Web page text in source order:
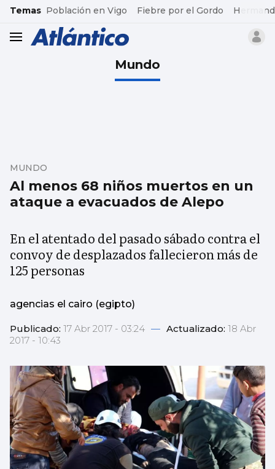
common.go-to-content
Temas Población en Vigo Fiebre por el Gordo
header.menu.open
Mundo
Al menos 68 niños muertos en un
ataque a evacuados de Alepo
MUNDO
En el atentado del pasado sábado contra el
convoy de desplazados fallecieron más de
125 personas
agencias el cairo (egipto)
Publicado: 17 Abr 2017 - 03:24 — Actualizado: 18 Abr
2017 - 10:43